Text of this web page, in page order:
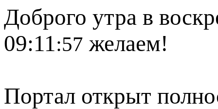
Доброго утра в
09:11:57 желаем!
Портал открыт